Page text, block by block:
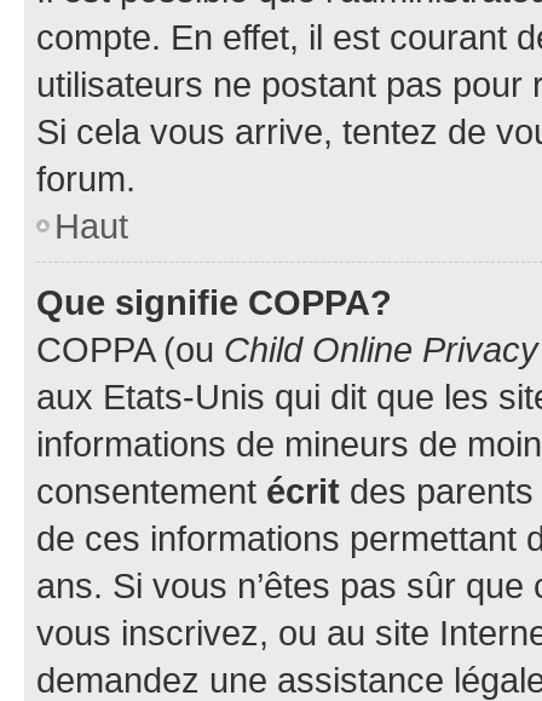
compte. En effet, il est courant
utilisateurs ne postant pas pour
Si cela vous arrive, tentez de
forum.
Haut
Que signifie COPPA?
COPPA (ou Child Online
aux Etats-Unis qui dit que les
informations de mineurs de
consentement écrit des parents
de ces informations permettant
ans. Si vous n’êtes pas sûr
vous inscrivez, ou au site
demandez une assistance